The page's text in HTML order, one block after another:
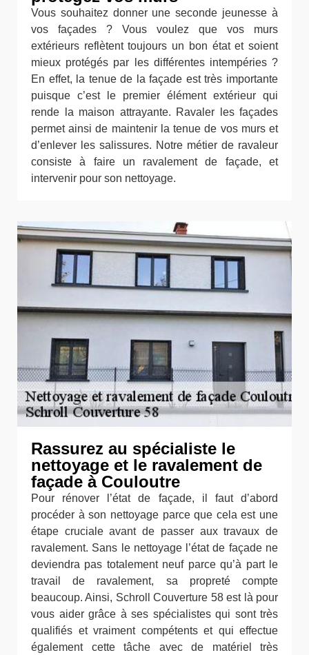
Vous souhaitez donner une seconde jeunesse à
vos façades ? Vous voulez que vos murs
extérieurs reflètent toujours un bon état et soient
mieux protégés par les différentes intempéries ?
En effet, la tenue de la façade est très importante
puisque c’est le premier élément extérieur qui
rende la maison attrayante. Ravaler les façades
permet ainsi de maintenir la tenue de vos murs et
d’enlever les salissures. Notre métier de ravaleur
consiste à faire un ravalement de façade, et
intervenir pour son nettoyage.
Rassurez au spécialiste le
nettoyage et le ravalement de
façade à Couloutre
Pour rénover l’état de façade, il faut d’abord
procéder à son nettoyage parce que cela est une
étape cruciale avant de passer aux travaux de
ravalement. Sans le nettoyage l’état de façade ne
deviendra pas totalement neuf parce qu’à part le
travail de ravalement, sa propreté compte
beaucoup. Ainsi, Schroll Couverture 58 est là pour
vous aider grâce à ses spécialistes qui sont très
qualifiés et vraiment compétents et qui effectue
également cette tâche avec de matériel très